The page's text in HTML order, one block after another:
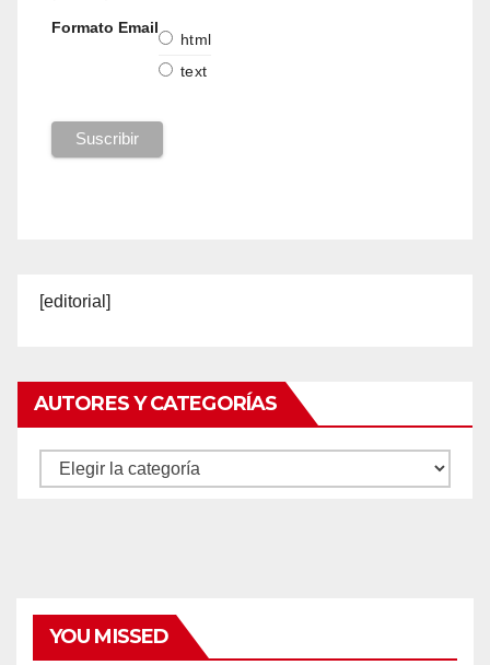
Formato Email
html
text
[editorial]
AUTORES Y CATEGORÍAS
Autores
YOU MISSED